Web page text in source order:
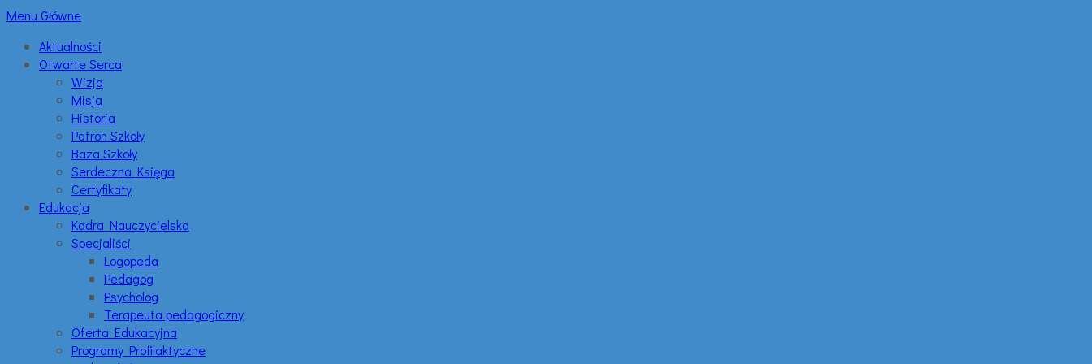
Menu Główne
Aktualności
Otwarte Serca
Wizja
Misja
Historia
Patron Szkoły
Baza Szkoły
Serdeczna Księga
Certyfikaty
Edukacja
Kadra Nauczycielska
Specjaliści
Logopeda
Pedagog
Psycholog
Terapeuta pedagogiczny
Oferta Edukacyjna
Programy Profilaktyczne